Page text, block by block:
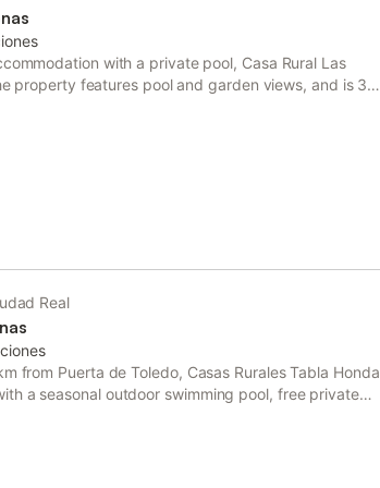
with a private pool, Casa Rural Las
property features pool and garden views, and is 37
Real
from Puerta de Toledo, Casas Rurales Tabla Honda
a seasonal outdoor swimming pool, free private